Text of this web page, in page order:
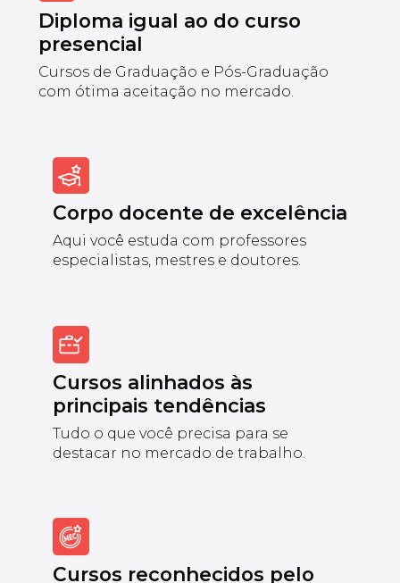
Diploma igual ao do curso
presencial
Cursos de Graduação e Pós-Graduação
com ótima aceitação no mercado.
Corpo docente de excelência
Aqui você estuda com professores
especialistas, mestres e doutores.
Cursos alinhados às
principais tendências
Tudo o que você precisa para se
destacar no mercado de trabalho.
Cursos reconhecidos pelo